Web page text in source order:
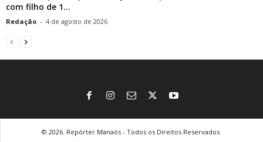
com filho de 1...
Redação - 4 de agosto de 2026
© 2026. Repórter Manaós - Todos os Direitos Reservados.